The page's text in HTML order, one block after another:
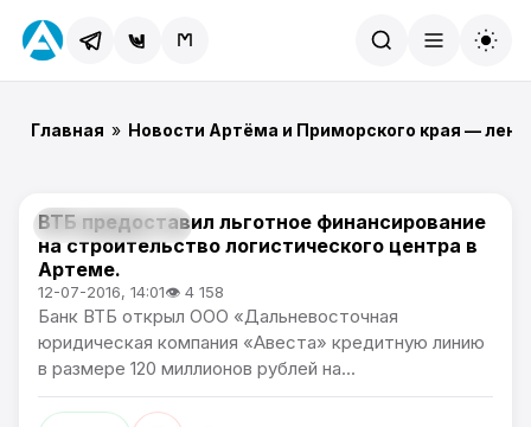
Главная » Новости Артёма и Приморского края —
Новости Артёма
ВТБ предоставил льготное финансирование
на строительство логистического центра в
Артеме.
12-07-2016, 14:01👁 4 158
Банк ВТБ открыл ООО «Дальневосточная
юридическая компания «Авеста» кредитную линию
в размере 120 миллионов рублей на...